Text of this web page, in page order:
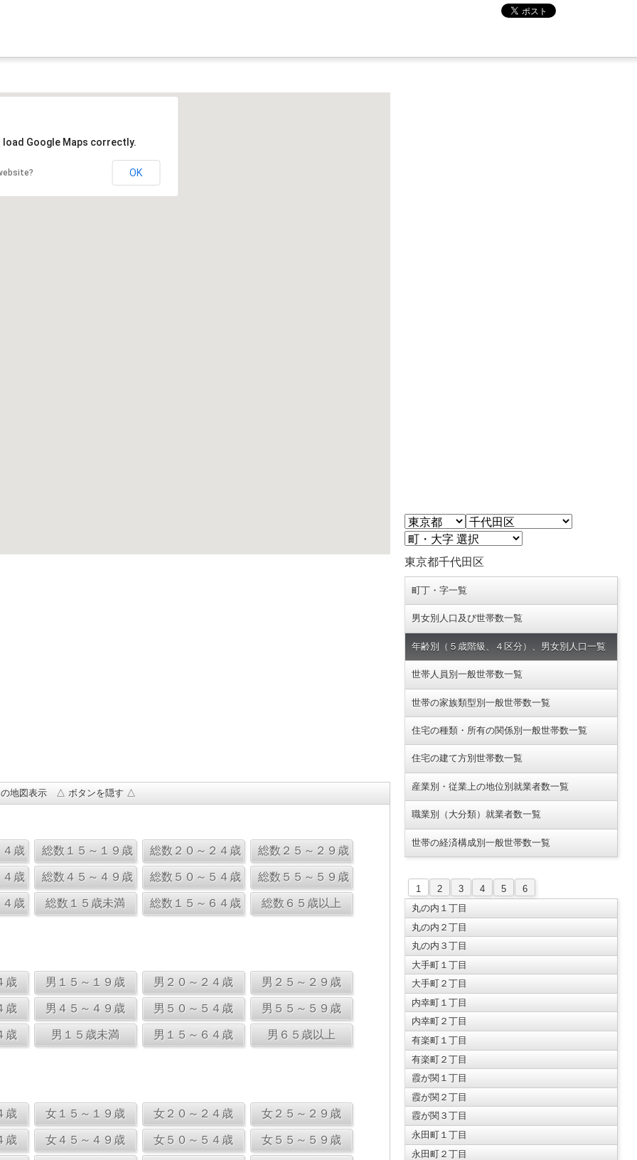
load Google Maps correctly.
OK
の地図表示 △ ボタンを隠す △
東京都千代田区
町丁・字一覧
男女別人口及び世帯数一覧
年齢別（５歳階級、４区分）、男女別人口一覧
世帯人員別一般世帯数一覧
世帯の家族類型別一般世帯数一覧
住宅の種類・所有の関係別一般世帯数一覧
住宅の建て方別世帯数一覧
産業別・従業上の地位別就業者数一覧
職業別（大分類）就業者数一覧
世帯の経済構成別一般世帯数一覧
1 2 3 4 5
6
丸の内１丁目
丸の内２丁目
丸の内３丁目
大手町１丁目
大手町２丁目
内幸町１丁目
内幸町２丁目
有楽町１丁目
有楽町２丁目
霞が関１丁目
霞が関２丁目
霞が関３丁目
永田町１丁目
永田町２丁目